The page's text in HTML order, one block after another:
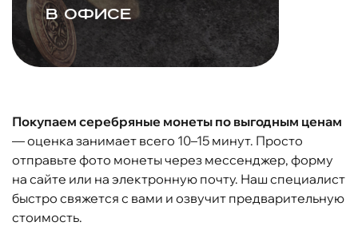
в офисе
Покупаем серебряные монеты по выгодным ценам
— оценка занимает всего 10–15 минут. Просто
отправьте фото монеты через мессенджер, форму
на сайте или на электронную почту. Наш специалист
быстро свяжется с вами и озвучит предварительную
стоимость.